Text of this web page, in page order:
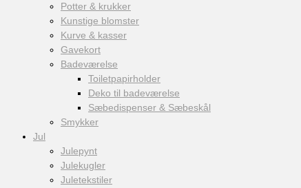
Potter & krukker
Kunstige blomster
Kurve & kasser
Gavekort
Badeværelse
Toiletpapirholder
Deko til badeværelse
Sæbedispenser & Sæbeskål
Smykker
Jul
Julepynt
Julekugler
Juletekstiler